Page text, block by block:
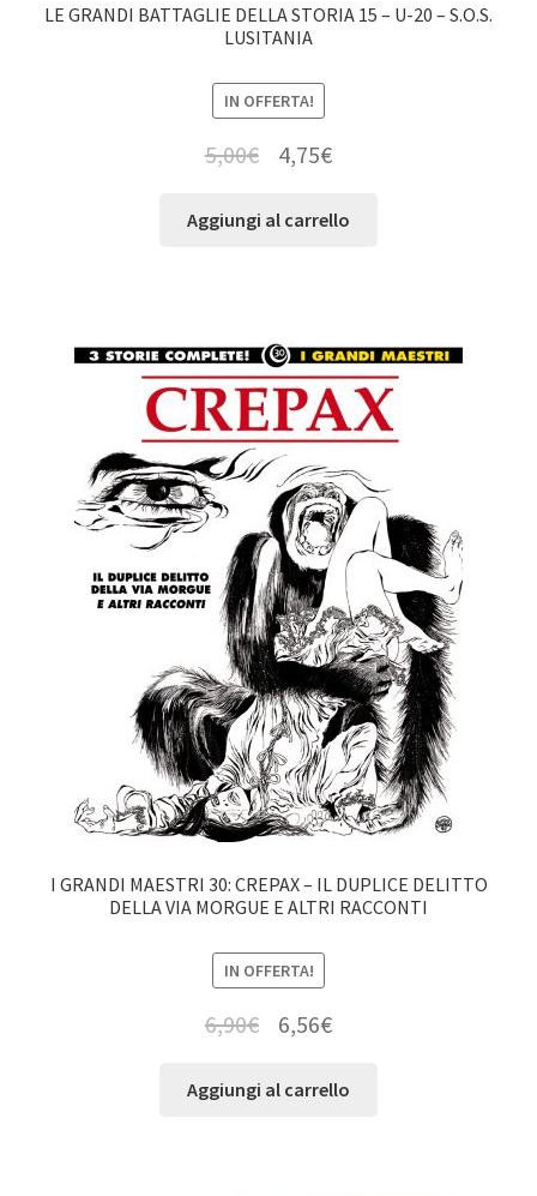
LE GRANDI BATTAGLIE DELLA STORIA 15 – U-20 – S.O.S.
LUSITANIA
IN OFFERTA!
5,00€ 4,75€
Aggiungi al carrello
I GRANDI MAESTRI 30: CREPAX – IL DUPLICE DELITTO
DELLA VIA MORGUE E ALTRI RACCONTI
IN OFFERTA!
6,90€ 6,56€
Aggiungi al carrello